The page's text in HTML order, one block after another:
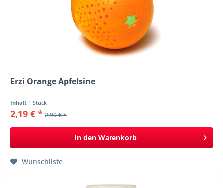
Erzi Orange Apfelsine
Inhalt 1 Stück
2,19 € * 2,90 € *
In den Warenkorb
Wunschliste